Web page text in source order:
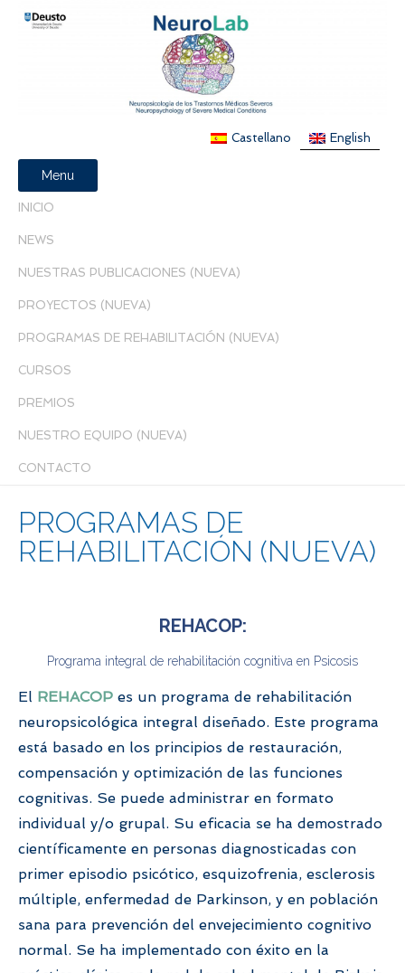
Castellano English
Menu
INICIO
NEWS
NUESTRAS PUBLICACIONES (NUEVA)
PROYECTOS (NUEVA)
PROGRAMAS DE REHABILITACIÓN (NUEVA)
CURSOS
PREMIOS
NUESTRO EQUIPO (NUEVA)
CONTACTO
PROGRAMAS DE
REHABILITACIÓN (NUEVA)
REHACOP:
Programa integral de rehabilitación cognitiva en Psicosis
El REHACOP es un programa de rehabilitación
neuropsicológica integral diseñado. Este programa
está basado en los principios de restauración,
compensación y optimización de las funciones
cognitivas. Se puede administrar en formato
individual y/o grupal. Su eficacia se ha demostrado
científicamente en personas diagnosticadas con
primer episodio psicótico, esquizofrenia, esclerosis
múltiple, enfermedad de Parkinson, y en población
sana para prevención del envejecimiento cognitivo
normal. Se ha implementado con éxito en la